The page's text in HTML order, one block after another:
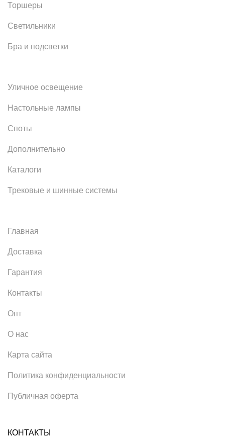
Торшеры
Светильники
Бра и подсветки
Уличное освещение
Настольные лампы
Споты
Дополнительно
Каталоги
Трековые и шинные системы
Главная
Доставка
Гарантия
Контакты
Опт
О нас
Карта сайта
Политика конфиденциальности
Публичная оферта
КОНТАКТЫ